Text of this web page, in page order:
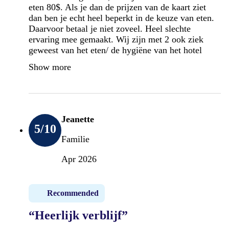
eten 80$. Als je dan de prijzen van de kaart ziet
dan ben je echt heel beperkt in de keuze van eten.
Daarvoor betaal je niet zoveel. Heel slechte
ervaring mee gemaakt. Wij zijn met 2 ook ziek
geweest van het eten/ de hygiëne van het hotel
Show more
5/10
Jeanette
Familie
Apr 2026
Recommended
“Heerlijk verblijf”